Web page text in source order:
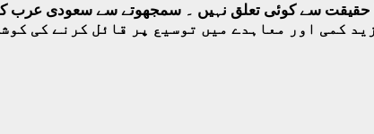
حقیقت سے کوئی تعلق نہیں ۔ سمجھوتے سے سعودی عرب
ملک خود روس ہے جبکہ سعودی عرب اور دیگر 22ممالک روس کو مزید کمی اور معاہدے میں